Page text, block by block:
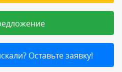
услугу
Оставьте заявку!